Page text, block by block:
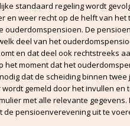
met de
>
>
>
>
standaard regeling wordt
en weer recht op de helft van het
ouderdomspensioen. De
deel van het
en dat deel ook rechtstreeks
het moment dat het
dat de scheiding binnen twee
gemeld door het invullen en
met alle relevante gegevens.
de pensioenverevening uit te